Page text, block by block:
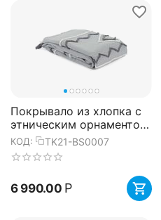
Покрывало из хлопка с
этническим орнаментом,
с бахромой и
кисточками из
коллекции Ethni...
КОД: TK21-BS0007
6 990.00 Р